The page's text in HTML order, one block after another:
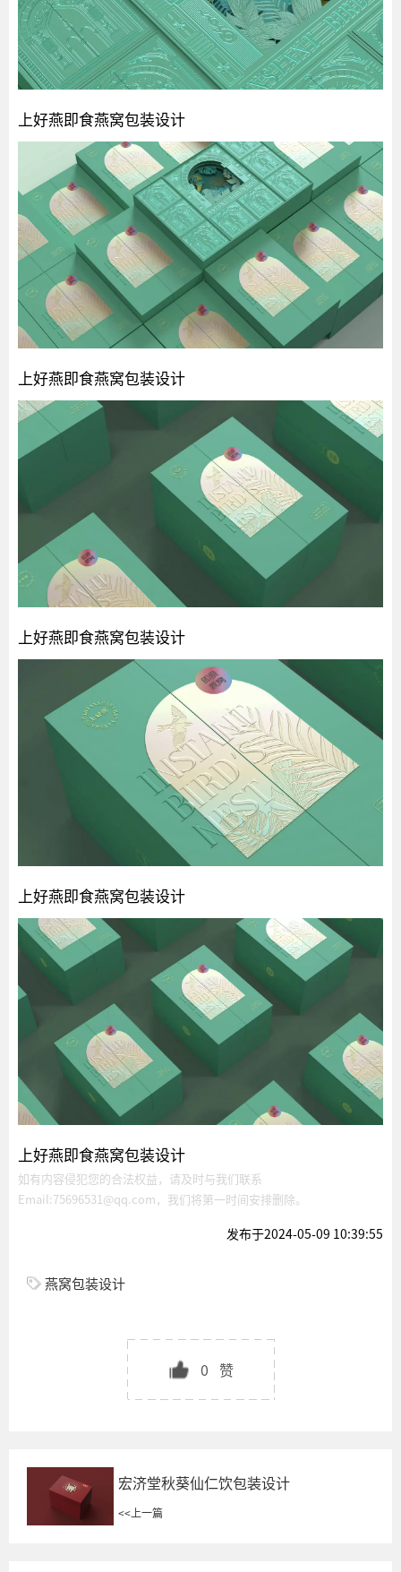
上好燕即食燕窝包装设计
上好燕即食燕窝包装设计
上好燕即食燕窝包装设计
上好燕即食燕窝包装设计
上好燕即食燕窝包装设计
如有内容侵犯您的合法权益，请及时与我们联系
Email:75696531@qq.com，我们将第一时间安排删除。
发布于2024-05-09 10:39:55
燕窝包装设计
0 赞
宏济堂秋葵仙仁饮包装设计
<< 上一篇